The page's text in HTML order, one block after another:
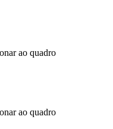
ao quadro
ao quadro